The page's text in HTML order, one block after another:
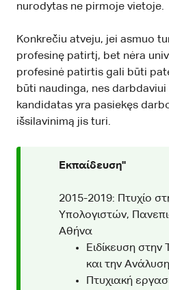
nurodytas ne pirmoje vietoje.
Konkrečiu atveju, jei asmuo
profesinę patirtį, bet nėra
profesinė patirtis gali būti
būti naudinga, nes
kandidatas yra pasiekęs
išsilavinimą jis turi.
Εκπαίδευση"
2015-2019: Πτυχίο
Υπολογιστών,
Αθήνα
Ειδίκευση
και την
Πτυχιακή